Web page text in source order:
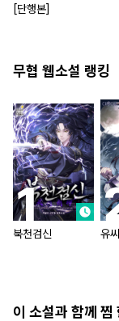
[단행본]
무협 웹소설 랭킹
북천검신 유
이 소설과 함께 찜